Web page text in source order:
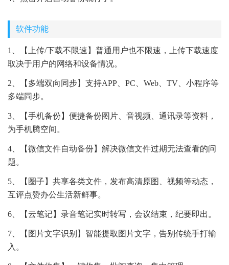
软件功能
1、【上传/下载不限速】普通用户也不限速，上传下载速度
取决于用户的网络和设备情况。
2、【多端双向同步】支持APP、PC、Web、TV、小程序等
多端同步。
3、【手机备份】便捷备份图片、音视频、通讯录等资料，
为手机腾空间。
4、【微信文件自动备份】解决微信文件过期无法查看的问
题。
5、【圈子】共享各类文件，发布高清原图、视频等动态，
互评点赞办公生活新鲜事。
6、【云笔记】录音笔记实时转写，会议结束，纪要即出。
7、【图片文字识别】智能提取图片文字，告别传统手打输
入。